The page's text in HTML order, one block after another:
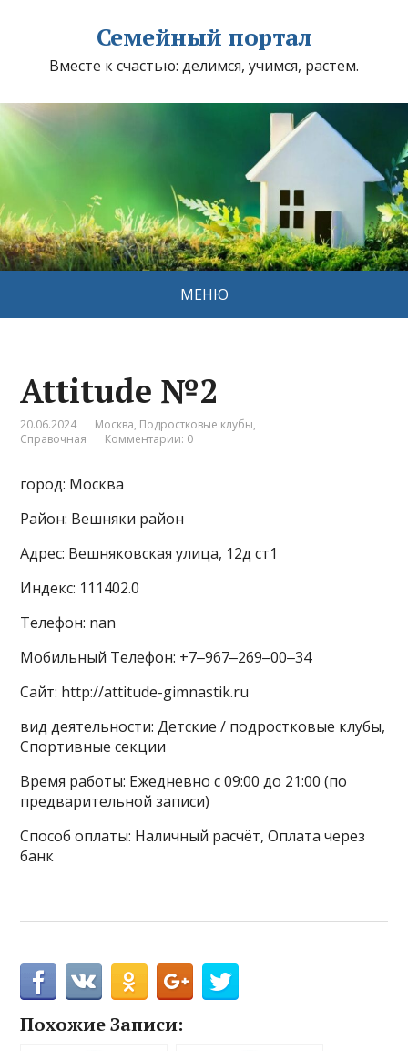
Семейный портал
Вместе к счастью: делимся, учимся, растем.
МЕНЮ
Attitude №2
20.06.2024 Москва, Подростковые клубы,
Справочная
Комментарии: 0
город: Москва
Район: Вешняки район
Адрес: Вешняковская улица, 12д ст1
Индекс: 111402.0
Телефон: nan
Мобильный Телефон: +7‒967‒269‒00‒34
Сайт: http://attitude-gimnastik.ru
вид деятельности: Детские / подростковые клубы,
Спортивные секции
Время работы: Ежедневно с 09:00 до 21:00 (по
предварительной записи)
Способ оплаты: Наличный расчёт, Оплата через
банк
Похожие Записи: